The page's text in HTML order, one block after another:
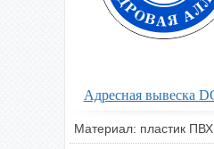
Адресная вывеска
Материал: пластик ПВХ